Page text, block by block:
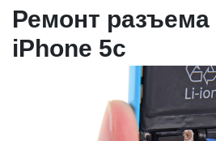
Ремонт
iPhone 5c